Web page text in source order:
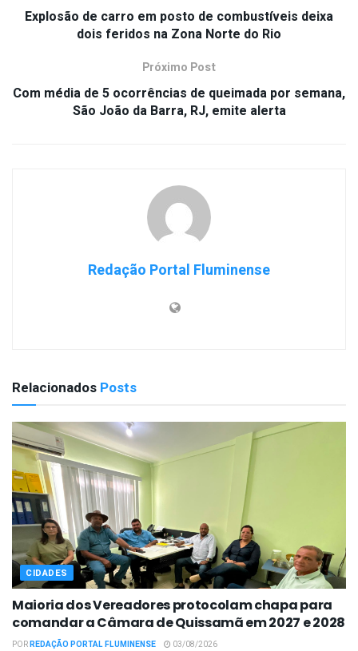
Explosão de carro em posto de combustíveis deixa
dois feridos na Zona Norte do Rio
Próximo Post
Com média de 5 ocorrências de queimada por semana,
São João da Barra, RJ, emite alerta
Redação Portal Fluminense
Relacionados Posts
CIDADES
Maioria dos Vereadores protocolam chapa para
comandar a Câmara de Quissamã em 2027 e 2028
PORREDAÇÃO PORTAL FLUMINENSE 03/08/2026